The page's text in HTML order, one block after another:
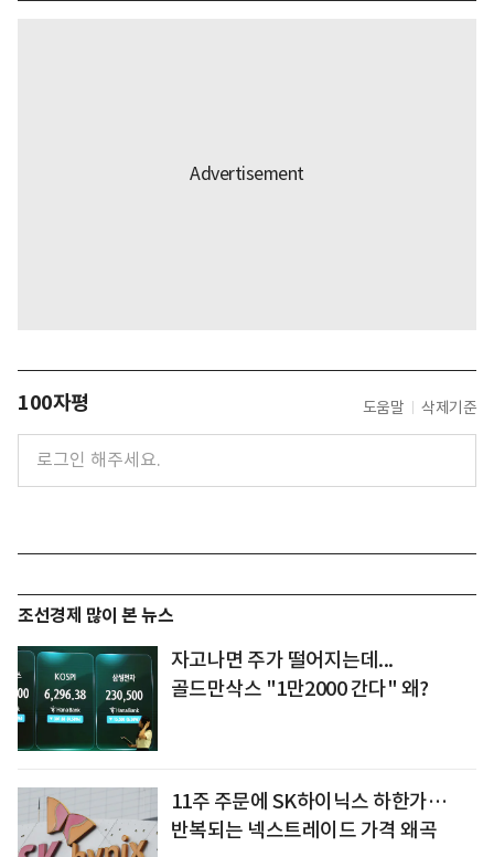
100자평 도움말 삭제기준
조선경제 많이 본 뉴스
자고나면 주가 떨어지는데...
골드만삭스 "1만2000 간다" 왜?
11주 주문에 SK하이닉스 하한가…
반복되는 넥스트레이드 가격 왜곡